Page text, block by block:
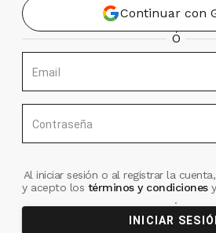
Continuar con
Ó
Email
Contraseña
Al iniciar sesión o al registrar la
y acepto los términos y condiciones y
.
INICIAR